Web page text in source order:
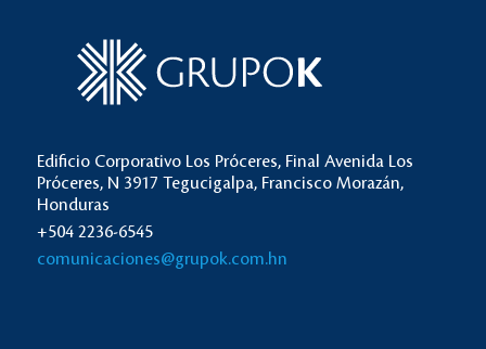
Edificio Corporativo Los Próceres, Final Avenida Los
Próceres, N 3917 Tegucigalpa, Francisco Morazán,
Honduras
+504 2236-6545
comunicaciones@grupok.com.hn